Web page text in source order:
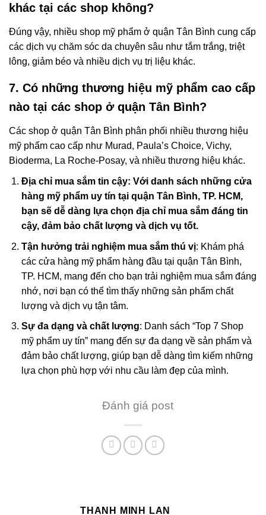
khác tại các shop không?
Đúng vậy, nhiều shop mỹ phẩm ở quận Tân Bình cung cấp
các dịch vụ chăm sóc da chuyên sâu như tắm trắng, triệt
lông, giảm béo và nhiều dịch vụ trị liệu khác.
7. Có những thương hiệu mỹ phẩm cao cấp
nào tại các shop ở quận Tân Bình?
Các shop ở quận Tân Bình phân phối nhiều thương hiệu
mỹ phẩm cao cấp như Murad, Paula’s Choice, Vichy,
Bioderma, La Roche-Posay, và nhiều thương hiệu khác.
Địa chỉ mua sắm tin cậy: Với danh sách những cửa
hàng mỹ phẩm uy tín tại quận Tân Bình, TP. HCM,
bạn sẽ dễ dàng lựa chọn địa chỉ mua sắm đáng tin
cậy, đảm bảo chất lượng và dịch vụ tốt.
Tận hưởng trải nghiệm mua sắm thú vị: Khám phá
các cửa hàng mỹ phẩm hàng đầu tại quận Tân Bình,
TP. HCM, mang đến cho bạn trải nghiệm mua sắm đáng
nhớ, nơi bạn có thể tìm thấy những sản phẩm chất
lượng và dịch vụ tận tâm.
Sự đa dạng và chất lượng: Danh sách “Top 7 Shop
mỹ phẩm uy tín” mang đến sự đa dạng về sản phẩm và
đảm bảo chất lượng, giúp bạn dễ dàng tìm kiếm những
lựa chọn phù hợp với nhu cầu làm đẹp của mình.
Đánh giá post
THANH MINH LAN